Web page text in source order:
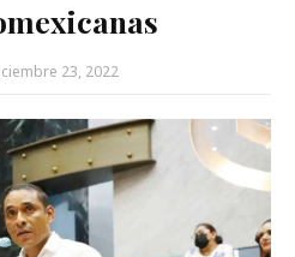
23, 2022